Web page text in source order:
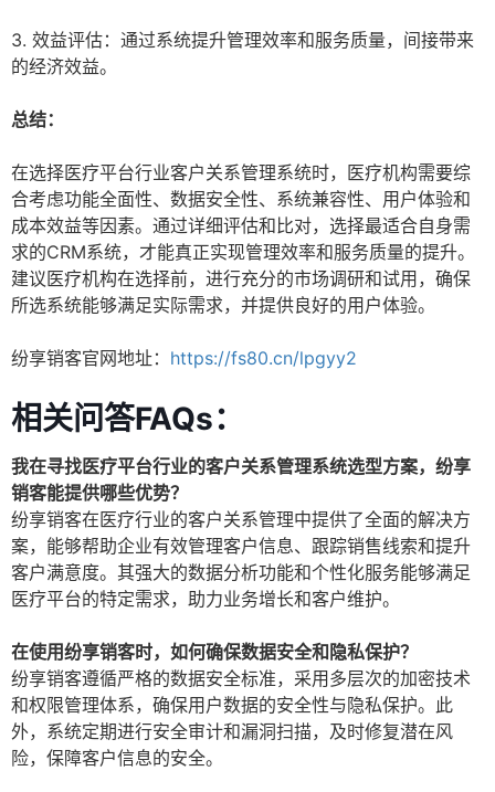
3. 效益评估：通过系统提升管理效率和服务质量，间接带来
的经济效益。
总结：
在选择医疗平台行业客户关系管理系统时，医疗机构需要综
合考虑功能全面性、数据安全性、系统兼容性、用户体验和
成本效益等因素。通过详细评估和比对，选择最适合自身需
求的CRM系统，才能真正实现管理效率和服务质量的提升。
建议医疗机构在选择前，进行充分的市场调研和试用，确保
所选系统能够满足实际需求，并提供良好的用户体验。
纷享销客官网地址： https://fs80.cn/lpgyy2
相关问答FAQs：
我在寻找医疗平台行业的客户关系管理系统选型方案，纷享
销客能提供哪些优势？
纷享销客在医疗行业的客户关系管理中提供了全面的解决方
案，能够帮助企业有效管理客户信息、跟踪销售线索和提升
客户满意度。其强大的数据分析功能和个性化服务能够满足
医疗平台的特定需求，助力业务增长和客户维护。
在使用纷享销客时，如何确保数据安全和隐私保护？
纷享销客遵循严格的数据安全标准，采用多层次的加密技术
和权限管理体系，确保用户数据的安全性与隐私保护。此
外，系统定期进行安全审计和漏洞扫描，及时修复潜在风
险，保障客户信息的安全。